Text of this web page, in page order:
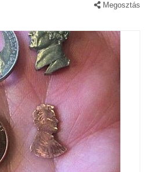
Megosztás